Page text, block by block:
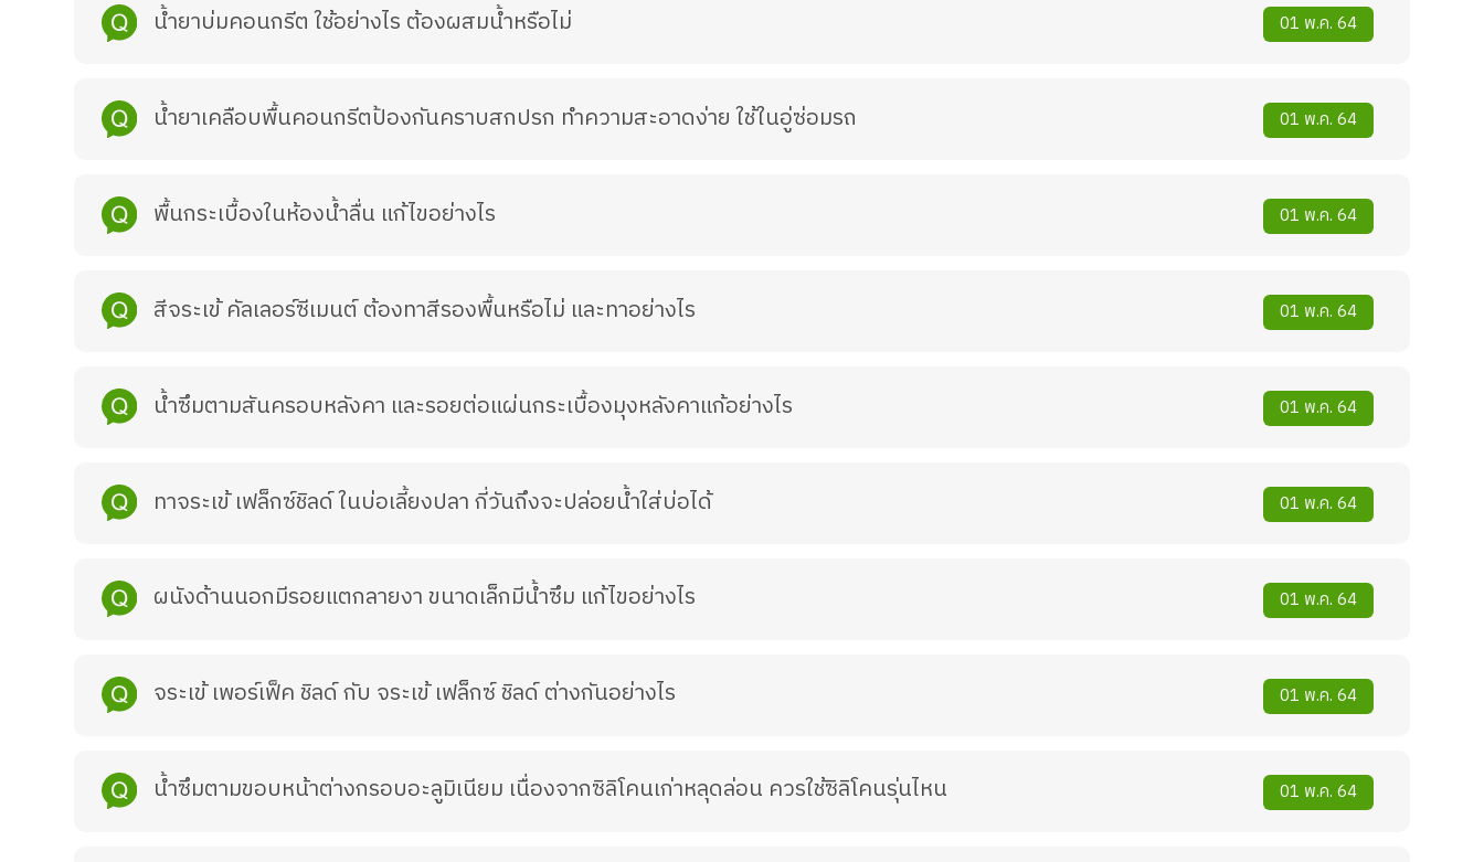
น้ำยาบ่มคอนกรีต ใช้อย่างไร ต้องผสมน้ำหรือไม่ 01 พ.ค. 64
น้ำยาเคลือบพื้นคอนกรีตป้องกันคราบสกปรก ทำความสะอาดง่าย ใช้ในอู่ซ่อมรถ 01 พ.ค. 64
พื้นกระเบื้องในห้องน้ำลื่น แก้ไขอย่างไร 01 พ.ค. 64
สีจระเข้ คัลเลอร์ซีเมนต์ ต้องทาสีรองพื้นหรือไม่ และทาอย่างไร 01 พ.ค. 64
น้ำซึมตามสันครอบหลังคา และรอยต่อแผ่นกระเบื้องมุงหลังคาแก้อย่างไร 01 พ.ค. 64
ทาจระเข้ เฟล็กซ์ชิลด์ ในบ่อเลี้ยงปลา กี่วันถึงจะปล่อยน้ำใส่บ่อได้ 01 พ.ค. 64
ผนังด้านนอกมีรอยแตกลายงา ขนาดเล็กมีน้ำซึม แก้ไขอย่างไร 01 พ.ค. 64
จระเข้ เพอร์เฟ็ค ชิลด์ กับ จระเข้ เฟล็กซ์ ชิลด์ ต่างกันอย่างไร 01 พ.ค. 64
น้ำซึมตามขอบหน้าต่างกรอบอะลูมิเนียม เนื่องจากซิลิโคนเก่าหลุดล่อน ควรใช้ซิลิโคนรุ่นไหน 01 พ.ค. 64